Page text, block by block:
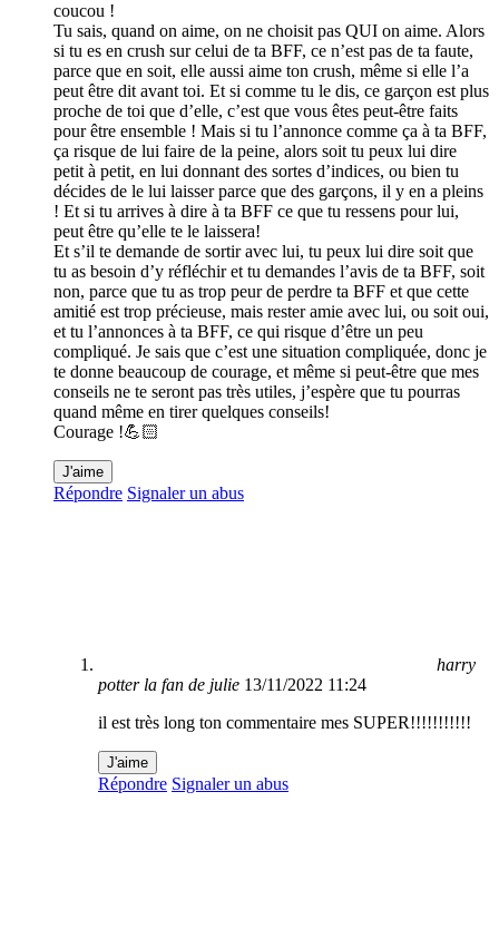
coucou !
Tu sais, quand on aime, on ne choisit pas QUI on aime. Alors
si tu es en crush sur celui de ta BFF, ce n’est pas de ta faute,
parce que en soit, elle aussi aime ton crush, même si elle l’a
peut être dit avant toi. Et si comme tu le dis, ce garçon est plus
proche de toi que d’elle, c’est que vous êtes peut-être faits
pour être ensemble ! Mais si tu l’annonce comme ça à ta BFF,
ça risque de lui faire de la peine, alors soit tu peux lui dire
petit à petit, en lui donnant des sortes d’indices, ou bien tu
décides de le lui laisser parce que des garçons, il y en a pleins
! Et si tu arrives à dire à ta BFF ce que tu ressens pour lui,
peut être qu’elle te le laissera!
Et s’il te demande de sortir avec lui, tu peux lui dire soit que
tu as besoin d’y réfléchir et tu demandes l’avis de ta BFF, soit
non, parce que tu as trop peur de perdre ta BFF et que cette
amitié est trop précieuse, mais rester amie avec lui, ou soit oui,
et tu l’annonces à ta BFF, ce qui risque d’être un peu
compliqué. Je sais que c’est une situation compliquée, donc je
te donne beaucoup de courage, et même si peut-être que mes
conseils ne te seront pas très utiles, j’espère que tu pourras
quand même en tirer quelques conseils!
Courage !💪🏻
J'aime
Répondre Signaler un abus
harry
potter la fan de julie 13/11/2022 11:24
il est très long ton commentaire mes SUPER!!!!!!!!!!!
J'aime
Répondre Signaler un abus